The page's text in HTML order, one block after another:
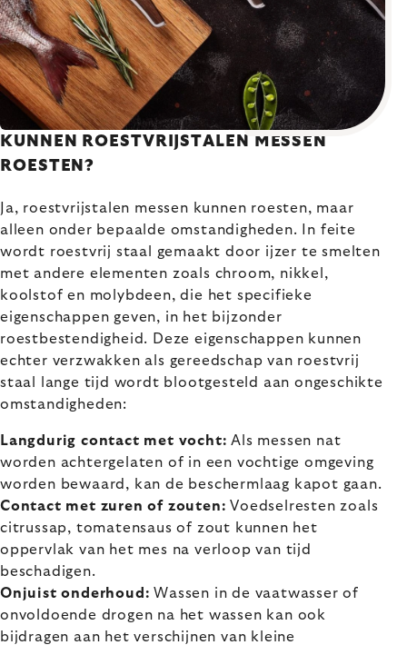
KUNNEN ROESTVRIJSTALEN MESSEN
ROESTEN?
Ja, roestvrijstalen messen kunnen roesten, maar
alleen onder bepaalde omstandigheden. In feite
wordt roestvrij staal gemaakt door ijzer te smelten
met andere elementen zoals chroom, nikkel,
koolstof en molybdeen, die het specifieke
eigenschappen geven, in het bijzonder
roestbestendigheid. Deze eigenschappen kunnen
echter verzwakken als gereedschap van roestvrij
staal lange tijd wordt blootgesteld aan ongeschikte
omstandigheden:
Langdurig contact met vocht: Als messen nat
worden achtergelaten of in een vochtige omgeving
worden bewaard, kan de beschermlaag kapot gaan.
Contact met zuren of zouten: Voedselresten zoals
citrussap, tomatensaus of zout kunnen het
oppervlak van het mes na verloop van tijd
beschadigen.
Onjuist onderhoud: Wassen in de vaatwasser of
onvoldoende drogen na het wassen kan ook
bijdragen aan het verschijnen van kleine